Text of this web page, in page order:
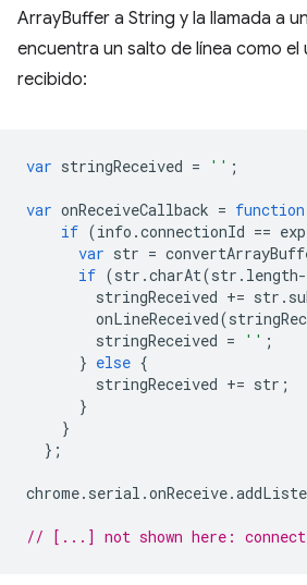
ArrayBuffer a String y la llamada a
encuentra un salto de línea como
recibido:
var stringReceived = '' ;
var onReceiveCallback = function
if (info .connectionId ==
var str =
if (str .charAt(str . length-
stringReceived += str .
onLineReceived(
stringReceived = '' ;
} else {
stringReceived += str ;
}
}
};
chrome. serial .onReceive.
// [...] not shown here: